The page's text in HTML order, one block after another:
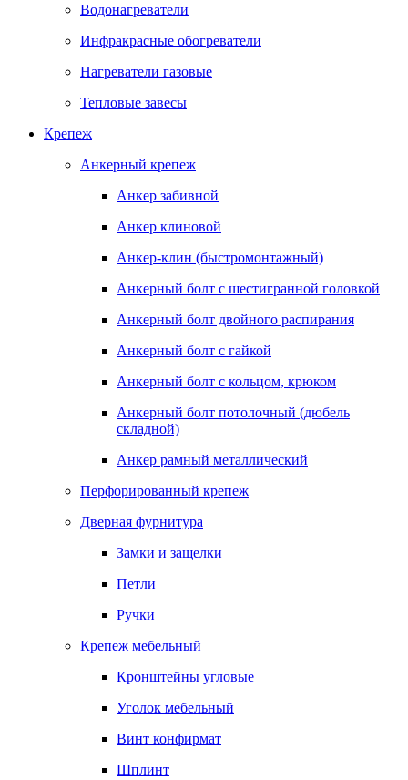
Водонагреватели
Инфракрасные обогреватели
Нагреватели газовые
Тепловые завесы
Крепеж
Анкерный крепеж
Анкер забивной
Анкер клиновой
Анкер-клин (быстромонтажный)
Анкерный болт с шестигранной головкой
Анкерный болт двойного распирания
Анкерный болт с гайкой
Анкерный болт с кольцом, крюком
Анкерный болт потолочный (дюбель
складной)
Анкер рамный металлический
Перфорированный крепеж
Дверная фурнитура
Замки и защелки
Петли
Ручки
Крепеж мебельный
Кронштейны угловые
Уголок мебельный
Винт конфирмат
Шплинт